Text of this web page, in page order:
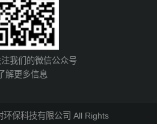
我们的微信公众号
了解更多信息
保科技有限公司 All Rights